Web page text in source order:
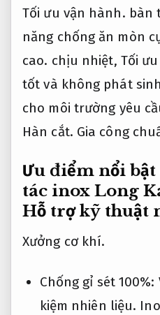
Tối ưu vận hành. bàn
năng chống ăn mòn
cao. chịu nhiệt, Tối
tốt và không phát
cho môi trường yêu
Hàn cắt. Gia công
Ưu điểm nổi bật
tác inox Long
Hỗ trợ kỹ thuật
Xưởng cơ khí.
Chống gỉ sét 100%:
kiệm nhiên liệu.